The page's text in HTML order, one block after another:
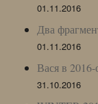
01.11.2016
Два
01.11.2016
Вася в
31.10.2016